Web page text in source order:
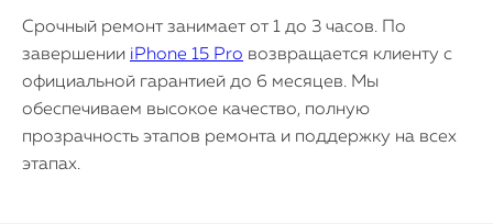
Срочный ремонт занимает от 1 до 3 часов. По
завершении iPhone 15 Pro возвращается клиенту с
официальной гарантией до 6 месяцев. Мы
обеспечиваем высокое качество, полную
прозрачность этапов ремонта и поддержку на всех
этапах.